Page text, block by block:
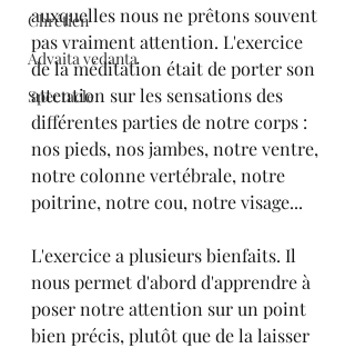
Chrétien
Advaita vedanta
Spectacle
auxquelles nous ne prêtons souvent
pas vraiment attention. L'exercice
de la méditation était de porter son
attention sur les sensations des
différentes parties de notre corps :
nos pieds, nos jambes, notre ventre,
notre colonne vertébrale, notre
poitrine, notre cou, notre visage...
L'exercice a plusieurs bienfaits. Il
nous permet d'abord d'apprendre à
poser notre attention sur un point
bien précis, plutôt que de la laisser